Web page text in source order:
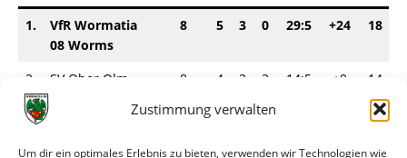
Zustimmung verwalten
Um dir ein optimales Erlebnis zu bieten, verwenden wir Technologien wie
1.
VfR Wormatia
08 Worms
8 5 3 0 29:5 +24 18
2. SV Ober Olm 8 4 2 2 14:5 +9
14
3.
Ingelheim
8 2 6 0 12